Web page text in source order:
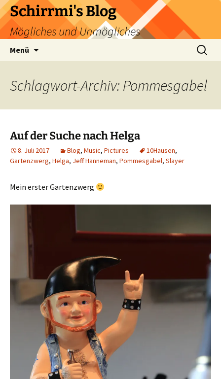
Zum
Inhalt
springen
Schirrmi's Blog
Mögliches und Unmögliches
Menü
Suchen
nach:
Schlagwort-Archiv: Pommesgabel
Auf der Suche nach Helga
8. Juli 2017 Blog, Music, Pictures 10Hausen,
Gartenzwerg, Helga, Jeff Hanneman, Pommesgabel, Slayer
Mein erster Gartenzwerg